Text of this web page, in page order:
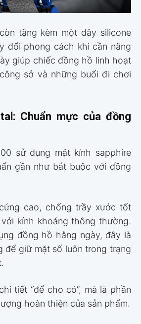
tặng kèm một dây silicone
đổi phong cách khi cần năng
giúp chiếc đồng hồ linh hoạt
sở và những buổi đi chơi
Chuẩn mực của đồng
sử dụng mặt kính sapphire
gần như bắt buộc với đồng
cao, chống trầy xước tốt
kính khoáng thông thường.
đồng hồ hằng ngày, đây là
để giữ mặt số luôn trong trạng
tiết “để cho có”, mà là phần
hoàn thiện của sản phẩm.